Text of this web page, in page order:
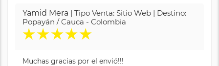
Yamid Mera | Tipo Venta: Sitio Web | Destino:
Popayán / Cauca - Colombia
★★★★★
Muchas gracias por el envió!!!